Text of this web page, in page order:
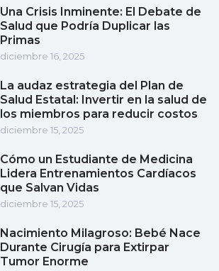
Una Crisis Inminente: El Debate de
Salud que Podría Duplicar las
Primas
diciembre 16, 2025
La audaz estrategia del Plan de
Salud Estatal: Invertir en la salud de
los miembros para reducir costos
diciembre 15, 2025
Cómo un Estudiante de Medicina
Lidera Entrenamientos Cardíacos
que Salvan Vidas
diciembre 15, 2025
Nacimiento Milagroso: Bebé Nace
Durante Cirugía para Extirpar
Tumor Enorme